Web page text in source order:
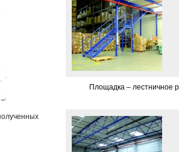
Площадка – лестничное